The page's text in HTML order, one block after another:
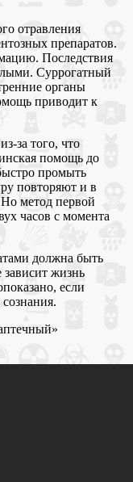
отравления
препаратов.
Последствия
Суррогатный
органы
приводит к
за того, что
помощь до
промыть
повторяют и в
метод первой
часов с момента
должна быть
жизнь
если